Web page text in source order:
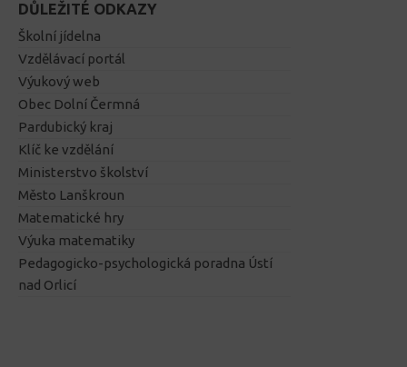
DŮLEŽITÉ ODKAZY
Školní jídelna
Vzdělávací portál
Výukový web
Obec Dolní Čermná
Pardubický kraj
Klíč ke vzdělání
Ministerstvo školství
Město Lanškroun
Matematické hry
Výuka matematiky
Pedagogicko-psychologická poradna Ústí
nad Orlicí